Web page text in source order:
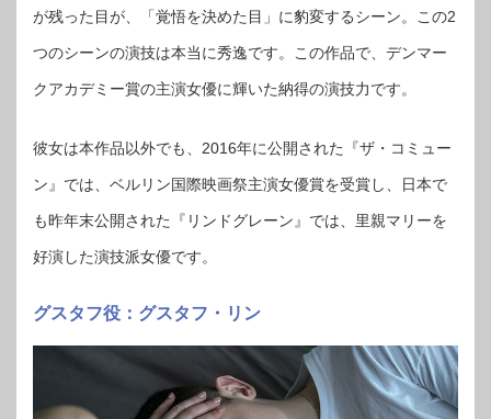
が残った目が、「覚悟を決めた目」に豹変するシーン。この2
つのシーンの演技は本当に秀逸です。この作品で、デンマー
クアカデミー賞の主演女優に輝いた納得の演技力です。
彼女は本作品以外でも、2016年に公開された『ザ・コミュー
ン』では、ベルリン国際映画祭主演女優賞を受賞し、日本で
も昨年末公開された『リンドグレーン』では、里親マリーを
好演した演技派女優です。
グスタフ役：グスタフ・リン